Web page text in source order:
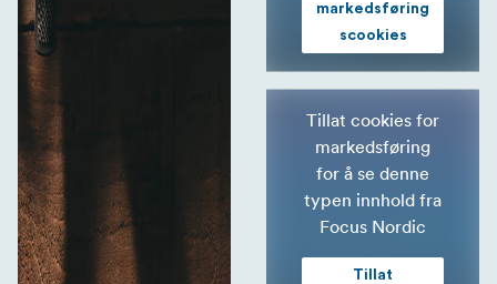
markedsføring
scookies
Tillat cookies for
markedsføring
for å se denne
typen innhold fra
Focus Nordic
Tillat